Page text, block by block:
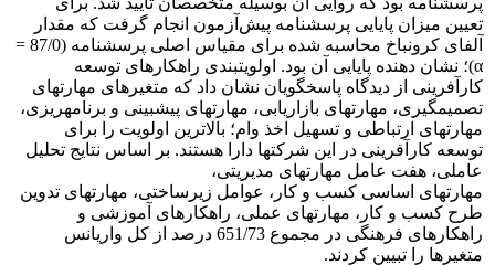
تعیین میزان پایایی پرسشنامه پیش‌آزمون انجام گرفت که مقدار
آلفای کرونباخ محاسبه شده برای مقیاس­ اصلی پرسشنامه (87/0 =
α)؛ نشان دهنده پایایی آن بود. اولویت­بندی راهکارهای توسعه
کارآفرینی از دیدگاه پاسخگویان نشان داد که متغیرهای مهارت­های
تصمیم­گیری، مهارت­های بازاریابی، مهارت­های پیش­بینی و برنامه­ریزی،
مهارتهای ارتباطی و تسهیل اخذ وام؛ بالاترین اولویت را برای
توسعه کارآفرینی در این شرکت­ها دارا هستند. بر اساس نتایج تحلیل
عاملی، هفت عامل مهارت­های مدیریتی،
مهارت­های اساسی کسب و کار، عوامل زیرساختی، مهارت­های تدوین
طرح کسب و کار، مهارت‏های عملی، راهکارهای آموزشی و
راهکارهای فرهنگی در مجموع 651/73 درصد از کل واریانس
متغیرها را تبیین کردند.